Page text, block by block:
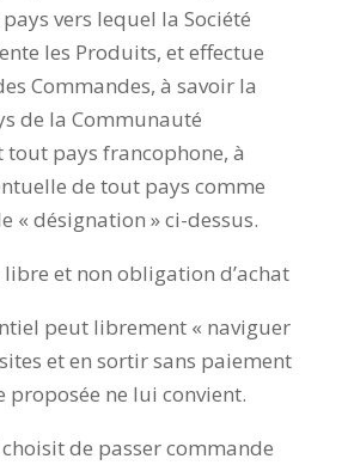
vers lequel la Société
les Produits, et effectue
Commandes, à savoir la
de la Communauté
tout pays francophone, à
de tout pays comme
« désignation » ci-dessus.
et non obligation d’achat
peut librement « naviguer
et en sortir sans paiement
proposée ne lui convient.
choisit de passer commande